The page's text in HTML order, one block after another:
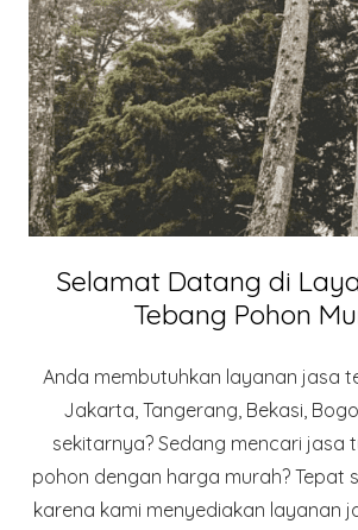
Selamat Datang di
Tebang Pohon
Anda membutuhkan layanan jasa
Jakarta, Tangerang, Bekasi,
sekitarnya? Sedang mencari jasa
pohon dengan harga murah? Tepat
karena kami menyediakan layanan